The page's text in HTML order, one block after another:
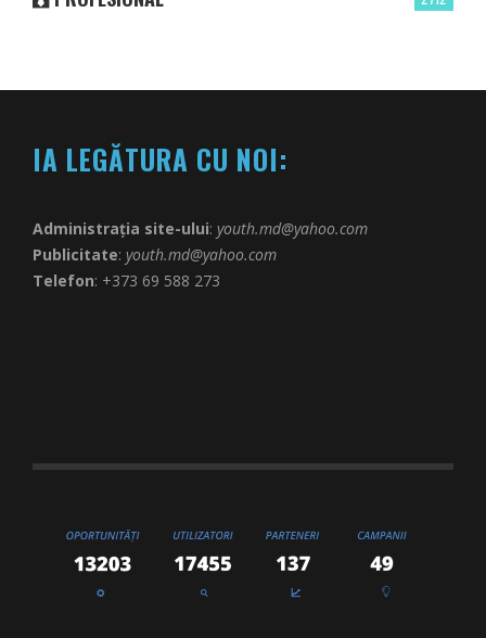
IA LEGĂTURA CU NOI:
Administrația site-ului: youth.md@yahoo.com
Publicitate: youth.md@yahoo.com
Telefon: +373 69 588 273